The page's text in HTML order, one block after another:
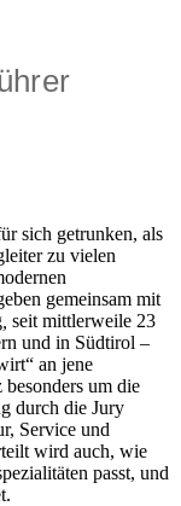
sich getrunken, als
zu vielen
gemeinsam mit
,seit mittlerweile 23
und in Südtirol –
an jene
um die
durch die Jury
Service und
wird auch, wie
passt, und